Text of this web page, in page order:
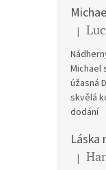
|
Michael
úžasná
skvělá
dodání
|